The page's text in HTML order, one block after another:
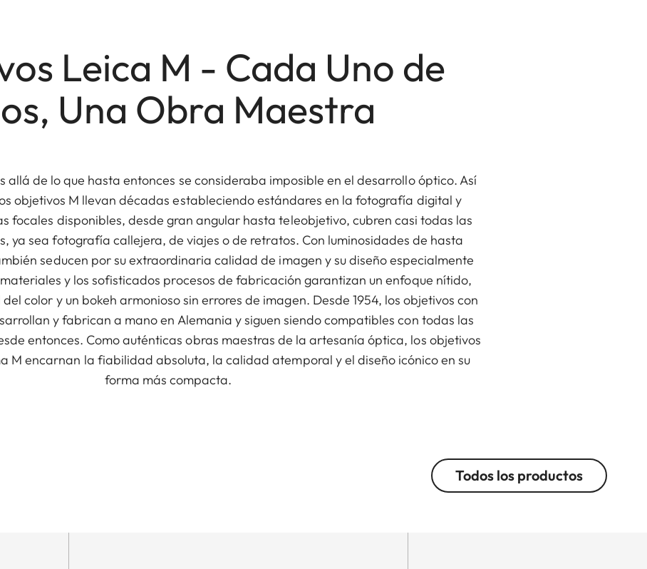
Leica M - Cada Uno de
Una Obra Maestra
allá de lo que hasta entonces se consideraba imposible en el desarrollo óptico. Así
objetivos M llevan décadas estableciendo estándares en la fotografía digital y
focales disponibles, desde gran angular hasta teleobjetivo, cubren casi todas las
ya sea fotografía callejera, de viajes o de retratos. Con luminosidades de hasta
seducen por su extraordinaria calidad de imagen y su diseño especialmente
y los sofisticados procesos de fabricación garantizan un enfoque nítido,
color y un bokeh armonioso sin errores de imagen. Desde 1954, los objetivos con
y fabrican a mano en Alemania y siguen siendo compatibles con todas las
entonces. Como auténticas obras maestras de la artesanía óptica, los objetivos
M encarnan la fiabilidad absoluta, la calidad atemporal y el diseño icónico en su
forma más compacta.
Todos los productos